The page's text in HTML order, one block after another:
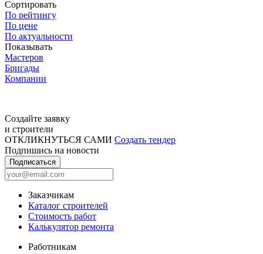
Сортировать
По рейтингу
По цене
По актуальности
Показывать
Мастеров
Бригады
Компании
Создайте заявку
и строители
ОТКЛИКНУТЬСЯ САМИ Создать тендер
Подпишись на новости
Подписаться
Заказчикам
Каталог строителей
Стоимость работ
Калькулятор ремонта
Работникам